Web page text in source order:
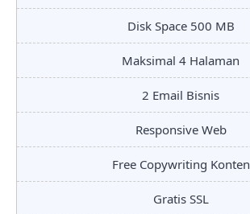
Disk Space 500 MB
Maksimal 4 Halaman
2 Email Bisnis
Responsive Web
Free Copywriting Konten
Gratis SSL